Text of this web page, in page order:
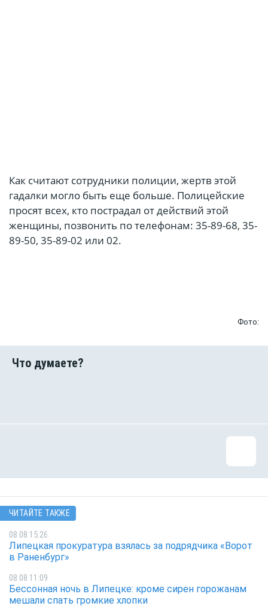
Как считают сотрудники полиции, жертв этой
гадалки могло быть еще больше. Полицейские
просят всех, кто пострадал от действий этой
женщины, позвонить по телефонам: 35-89-68, 35-
89-50, 35-89-02 или 02.
Фото:
ЧИТАЙТЕ ТАКЖЕ
08.08 15:26
Липецкая прокуратура взялась за подрядчика «Ворот
в Раненбург»
08.08 11:09
Бессонная ночь в Липецке: кроме сирен горожанам
мешали спать громкие хлопки